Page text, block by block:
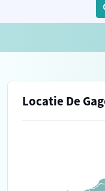
Locatie De